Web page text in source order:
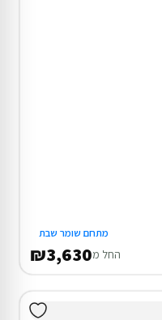
מתחם שומר שבת
החל מ₪3,630